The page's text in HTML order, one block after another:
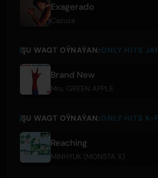
Exagerado
Cazuza
ŞU WAGT OÝNAÝAN:ONLY HITS
Brand New
Mrs. GREEN APPLE
ŞU WAGT OÝNAÝAN:ONLY HITS K-
Reaching
MINHYUK (MONSTA X)